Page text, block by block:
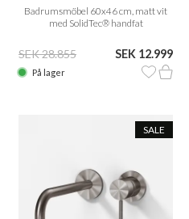
Badrumsmöbel 60x46 cm, matt vit
med SolidTec® handfat
SEK 28.855 SEK 12.999
På lager
SALE